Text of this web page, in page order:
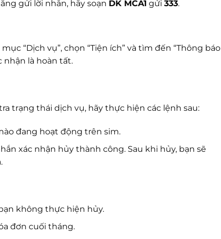
gửi lời nhắn, hãy soạn DK MCA1 gửi 333.
“Dịch vụ”, chọn “Tiện ích” và tìm đến “Thông báo
nhận là hoàn tất.
trạng thái dịch vụ, hãy thực hiện các lệnh sau:
đang hoạt động trên sim.
xác nhận hủy thành công. Sau khi hủy, bạn sẽ
không thực hiện hủy.
đơn cuối tháng.